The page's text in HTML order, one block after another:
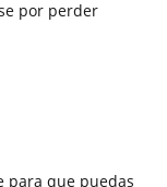
por perder
para que puedas